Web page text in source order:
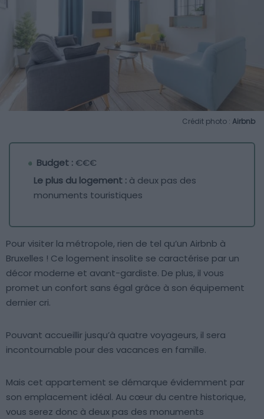
Crédit photo : Airbnb
Budget :€€€
Le plus du logement : à deux pas des
monuments touristiques
Pour visiter la métropole, rien de tel qu’un Airbnb à
Bruxelles ! Ce logement insolite se caractérise par un
décor moderne et avant-gardiste. De plus, il vous
promet un confort sans égal grâce à son équipement
dernier cri.
Pouvant accueillir jusqu’à quatre voyageurs, il sera
incontournable pour des vacances en famille.
Mais cet appartement se démarque évidemment par
son emplacement idéal. Au cœur du centre historique,
vous serez donc à deux pas des monuments